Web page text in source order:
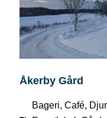
Åkerby Gård
Bageri,Café, Djur